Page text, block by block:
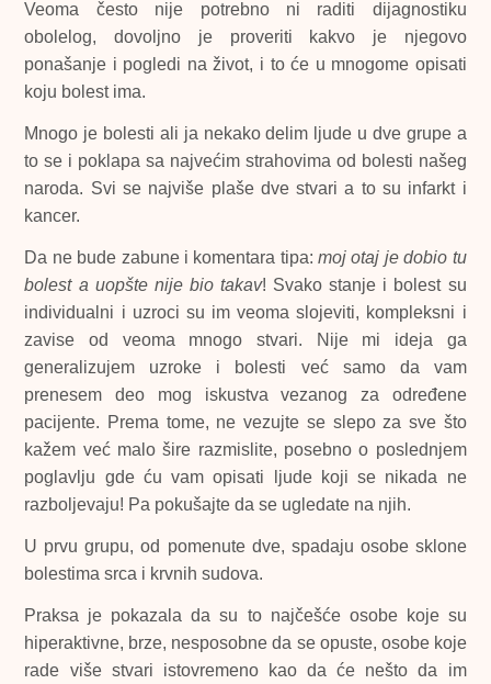
Veoma često nije potrebno ni raditi dijagnostiku
obolelog, dovoljno je proveriti kakvo je njegovo
ponašanje i pogledi na život, i to će u mnogome opisati
koju bolest ima.
Mnogo je bolesti ali ja nekako delim ljude u dve grupe a
to se i poklapa sa najvećim strahovima od bolesti našeg
naroda. Svi se najviše plaše dve stvari a to su infarkt i
kancer.
Da ne bude zabune i komentara tipa:moj otaj je dobio tu
bolest a uopšte nije bio takav! Svako stanje i bolest su
individualni i uzroci su im veoma slojeviti, kompleksni i
zavise od veoma mnogo stvari. Nije mi ideja ga
generalizujem uzroke i bolesti već samo da vam
prenesem deo mog iskustva vezanog za određene
pacijente. Prema tome, ne vezujte se slepo za sve što
kažem već malo šire razmislite, posebno o poslednjem
poglavlju gde ću vam opisati ljude koji se nikada ne
razboljevaju! Pa pokušajte da se ugledate na njih.
U prvu grupu, od pomenute dve, spadaju osobe sklone
bolestima srca i krvnih sudova.
Praksa je pokazala da su to najčešće osobe koje su
hiperaktivne, brze, nesposobne da se opuste, osobe koje
rade više stvari istovremeno kao da će nešto da im